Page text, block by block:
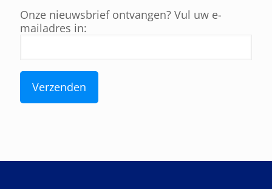
Onze nieuwsbrief ontvangen? Vul uw e-
mailadres in: